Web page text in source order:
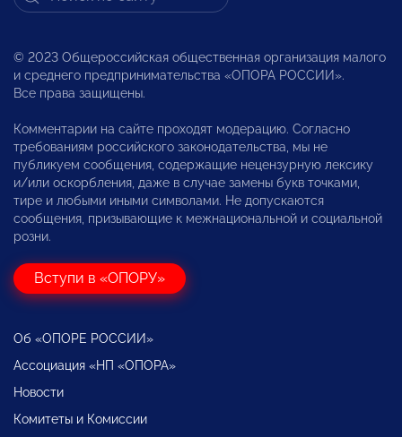
© 2023 Общероссийская общественная организация малого
и среднего предпринимательства «ОПОРА РОССИИ».
Все права защищены.
Комментарии на сайте проходят модерацию. Согласно
требованиям российского законодательства, мы не
публикуем сообщения, содержащие нецензурную лексику
и/или оскорбления, даже в случае замены букв точками,
тире и любыми иными символами. Не допускаются
сообщения, призывающие к межнациональной и социальной
розни.
Вступи в «ОПОРУ»
Об «ОПОРЕ РОССИИ»
Ассоциация «НП «ОПОРА»
Новости
Комитеты и Комиссии